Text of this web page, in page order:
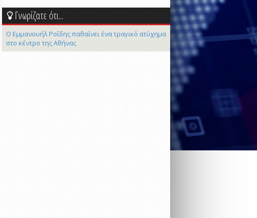
Γνωρίζατε ότι...
Ο Εμμανουήλ Ροΐδης παθαίνει ένα τραγικό ατύχημα
στο κέντρο της Αθήνας